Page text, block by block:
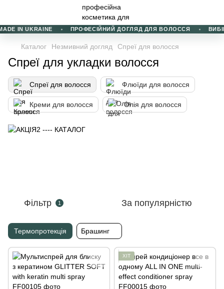
IN UKRAINE ПРОФЕСІЙНИЙ ДОГЛЯД ДЛЯ ВОЛОССЯ
Каталог Незмивний догляд Спреї для волосся
Спреї для укладки волосся
Спреї для волосся Флюїди для волосся
Креми для волосся Олія для волосся
Фільтр 1 За популярністю
Термопротекція Брашинг
ХІТ